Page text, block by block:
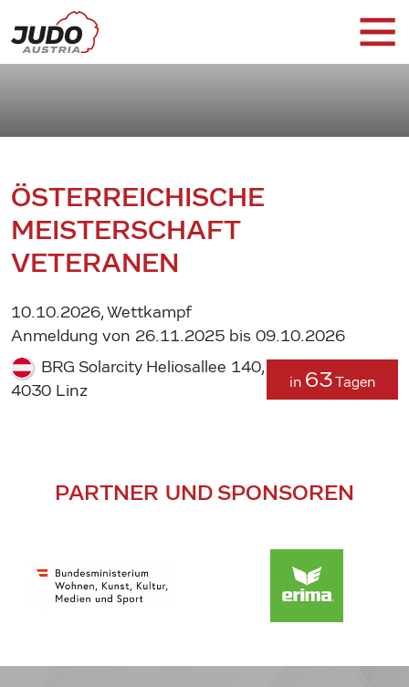
ÖSTERREICHISCHE
MEISTERSCHAFT
VETERANEN
10.10.2026, Wettkampf
Anmeldung von 26.11.2025 bis 09.10.2026
BRG Solarcity Heliosallee 140,
4030 Linz
in 63Tagen
PARTNER UND SPONSOREN